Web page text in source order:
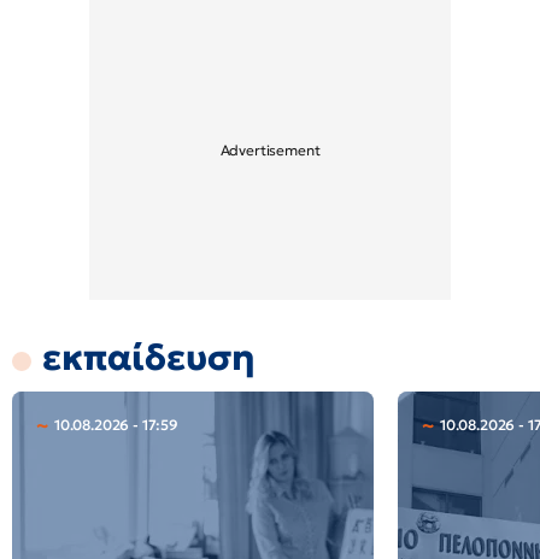
εκπαίδευση
10.08.2026 - 17:59 10.08.2026 -